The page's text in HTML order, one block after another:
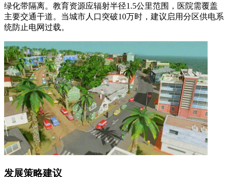
绿化带隔离。教育资源应辐射半径1.5公里范围，医院需覆盖
主要交通干道。当城市人口突破10万时，建议启用分区供电系
统防止电网过载。
发展策略建议